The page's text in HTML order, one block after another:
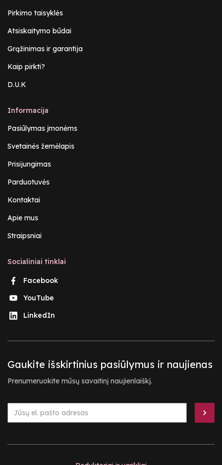
Pirkimo taisyklės
Atsiskaitymo būdai
Grąžinimas ir garantija
Kaip pirkti?
D.U.K
Informacija
Pasiūlymas įmonėms
Svetainės žemėlapis
Prisijungimas
Parduotuvės
Kontaktai
Apie mus
Straipsniai
Socialiniai tinklai
Facebook
YouTube
LinkedIn
Gaukite išskirtinius pasiūlymus ir naujienas
Prenumeruokite mūsų savaitinį naujienlaiškį.